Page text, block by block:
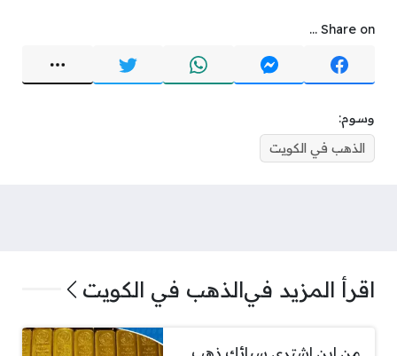
Share on ...
وسوم:
الذهب في الكويت
اقرأ المزيد فيالذهب في الكويت
من اين اشتري سبائك ذهب